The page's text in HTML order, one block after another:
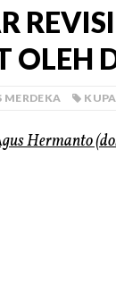
OLEH
MERDEKA